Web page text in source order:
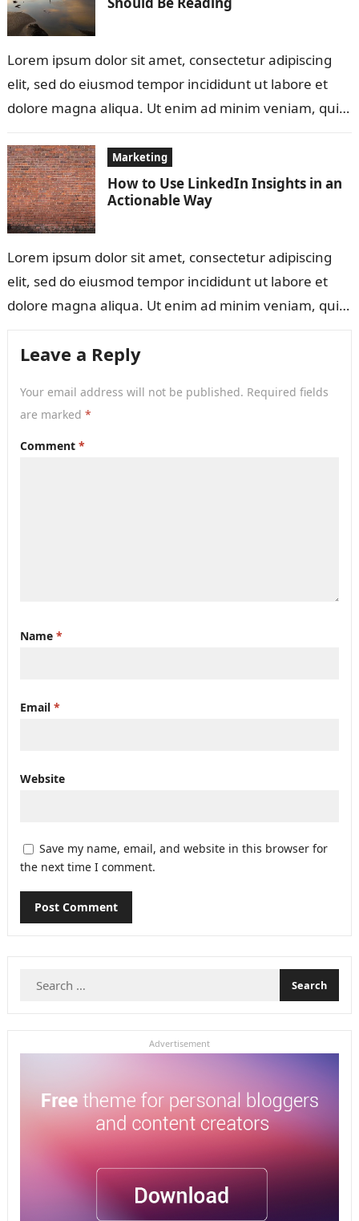
Lorem ipsum dolor sit amet, consectetur adipiscing
elit, sed do eiusmod tempor incididunt ut labore et
dolore magna aliqua. Ut enim ad minim veniam, quis
Marketing
How to Use LinkedIn Insights in an
Actionable Way
Lorem ipsum dolor sit amet, consectetur adipiscing
elit, sed do eiusmod tempor incididunt ut labore et
dolore magna aliqua. Ut enim ad minim veniam, quis
Leave a Reply
Your email address will not be published. Required fields
are marked *
Comment *
Name *
Email *
Website
Save my name, email, and website in this browser for
the next time I comment.
Search
Advertisement